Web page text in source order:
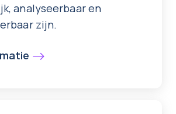
analyseerbaar en
zijn.